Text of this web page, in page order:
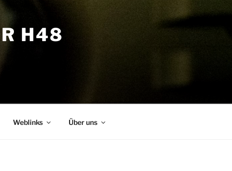
H48
Weblinks Über uns